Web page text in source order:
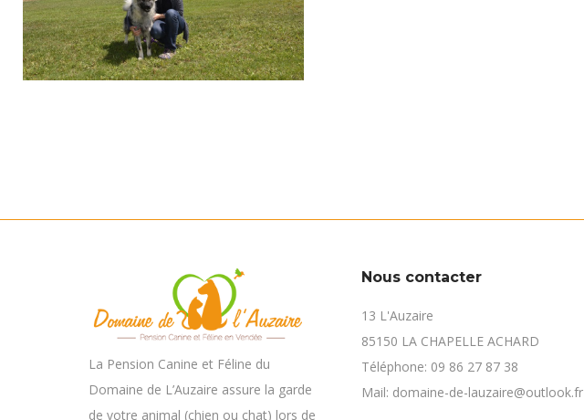
La Pension Canine et Féline du
Domaine de L’Auzaire assure la garde
de votre animal (chien ou chat) lors de
Nous contacter
13 L'Auzaire
85150 LA CHAPELLE ACHARD
Téléphone: 09 86 27 87 38
Mail: domaine-de-lauzaire@outlook.fr